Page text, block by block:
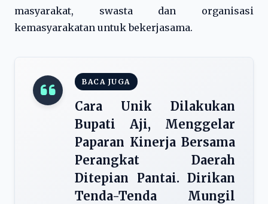
masyarakat, swasta dan organisasi
kemasyarakatan untuk bekerjasama.
BACA JUGA
Cara Unik Dilakukan
Bupati Aji, Menggelar
Paparan Kinerja Bersama
Perangkat Daerah
Ditepian Pantai. Dirikan
Tenda-Tenda Mungil